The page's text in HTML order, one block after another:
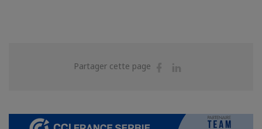
Partager cette page
Partager